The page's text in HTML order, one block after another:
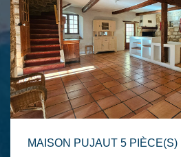
MAISON PUJAUT 5 PIÈCE(S)